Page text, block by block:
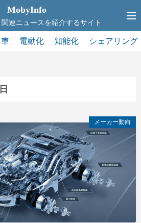
MobyInfo
連ニュースを紹介するサイト
電動化 知能化 シェアリング
メーカー動向